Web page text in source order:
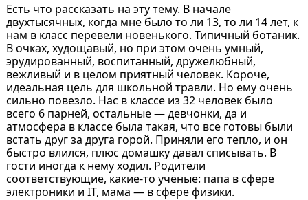
Есть что рассказать на эту тему. В начале
двухтысячных, когда мне было то ли 13, то ли 14 лет, к
нам в класс перевели новенького. Типичный ботаник.
В очках, худощавый, но при этом очень умный,
эрудированный, воспитанный, дружелюбный,
вежливый и в целом приятный человек. Короче,
идеальная цель для школьной травли. Но ему очень
сильно повезло. Нас в классе из 32 человек было
всего 6 парней, остальные — девчонки, да и
атмосфера в классе была такая, что все готовы были
встать друг за друга горой. Приняли его тепло, и он
быстро влился, плюс домашку давал списывать. В
гости иногда к нему ходил. Родители
соответствующие, какие-то учёные: папа в сфере
электроники и IT, мама — в сфере физики.